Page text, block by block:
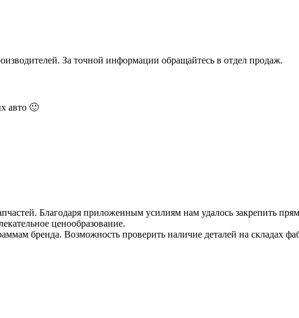
За точной информации обращайтесь в отдел продаж.
авто 🙂
Благодаря приложенным усилиям нам удалось закрепить
ценообразование.
бренда. Возможность проверить наличие деталей на складах